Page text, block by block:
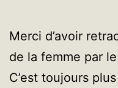
Merci d’avoir
de la femme par
C’est toujours